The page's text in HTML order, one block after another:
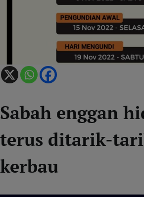
Sabah enggan
terus ditarik-
kerbau